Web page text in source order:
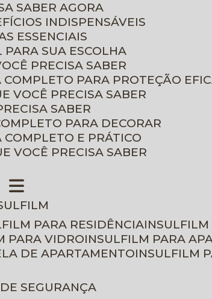
SABER AGORA
INDISPENSÁVEIS
ESSENCIAIS
PARA SUA ESCOLHA
PRECISA SABER
PARA PROTEÇÃO
VOCÊ PRECISA SABER
SABER
PARA DECORAR
COMPLETO E PRÁTICO
VOCÊ PRECISA SABER
PARA RESIDÊNCIA
PARA VIDRO INSULFILM PARA
DE APARTAMENTO INSULFILM
DE SEGURANÇA